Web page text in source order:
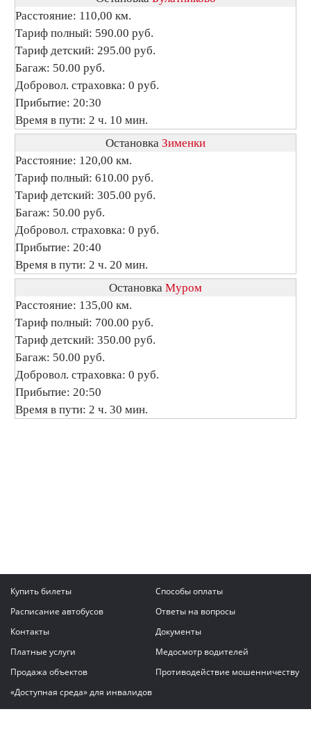
Расстояние: 110,00 км.
Тариф полный: 590.00 руб.
Тариф детский: 295.00 руб.
Багаж: 50.00 руб.
Добровол. страховка: 0 руб.
Прибытие: 20:30
Время в пути: 2 ч. 10 мин.
Остановка Зименки
Расстояние: 120,00 км.
Тариф полный: 610.00 руб.
Тариф детский: 305.00 руб.
Багаж: 50.00 руб.
Добровол. страховка: 0 руб.
Прибытие: 20:40
Время в пути: 2 ч. 20 мин.
Остановка Муром
Расстояние: 135,00 км.
Тариф полный: 700.00 руб.
Тариф детский: 350.00 руб.
Багаж: 50.00 руб.
Добровол. страховка: 0 руб.
Прибытие: 20:50
Время в пути: 2 ч. 30 мин.
Купить билеты
Способы оплаты
Расписание автобусов
Ответы на вопросы
Контакты
Документы
Платные услуги
Медосмотр водителей
Продажа объектов
Противодействие мошенничеству
«Доступная среда» для инвалидов